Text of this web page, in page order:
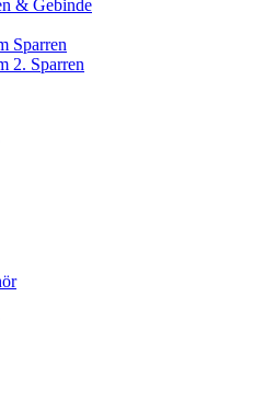
& Gebinde
Sparren
2. Sparren